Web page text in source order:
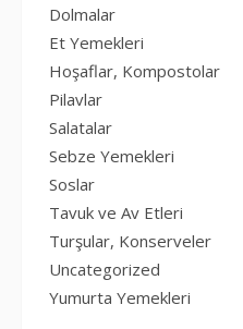
Dolmalar
Et Yemekleri
Hoşaflar, Kompostolar
Pilavlar
Salatalar
Sebze Yemekleri
Soslar
Tavuk ve Av Etleri
Turşular, Konserveler
Uncategorized
Yumurta Yemekleri